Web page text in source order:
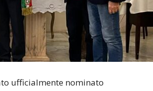
ufficialmente nominato